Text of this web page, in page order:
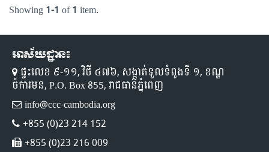
Showing1-1 of1 item.
អាស័យដ្ឋាន៖
ផ្ទះលេខ ៩-១១,​ វិថី ៤៧៦, សង្កាត់ទួលទំពូងទី ១,​ ខណ្ឌ
ចំការមន, P.O. Box 855, រាជធានីភ្នំពេញ
info@ccc-cambodia.org
+855 (0)23 214 152
+855 (0)23 216 009